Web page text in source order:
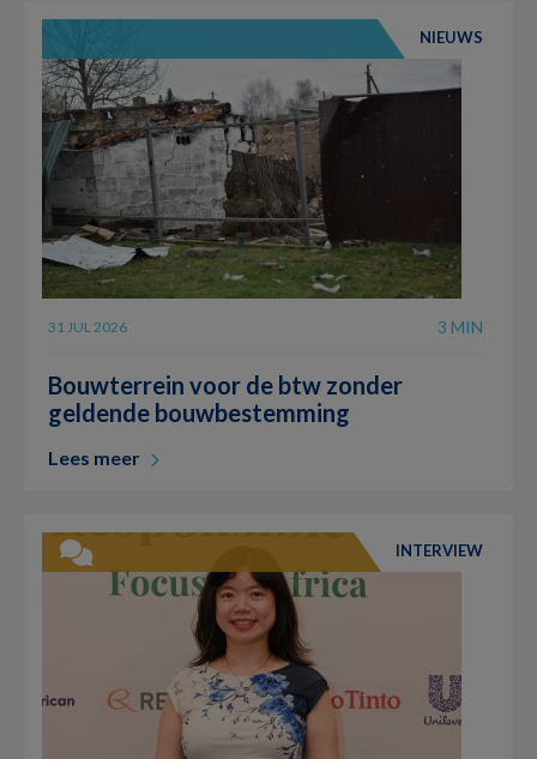
NIEUWS
31 JUL 2026 3 MIN
Bouwterrein voor de btw zonder
geldende bouwbestemming
Lees meer
INTERVIEW